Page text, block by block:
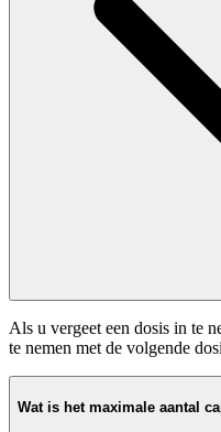
Als u vergeet een dosis in te
te nemen met de volgende
Wat is het maximale aantal